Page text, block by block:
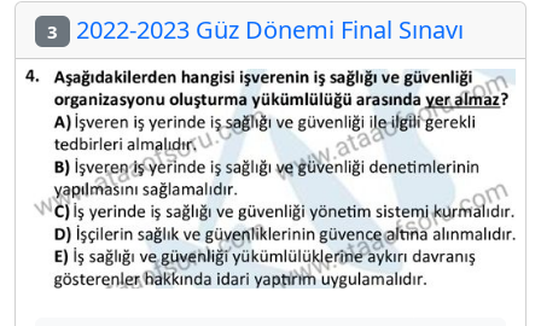
3 2022-2023 Güz Dönemi Final Sınavı